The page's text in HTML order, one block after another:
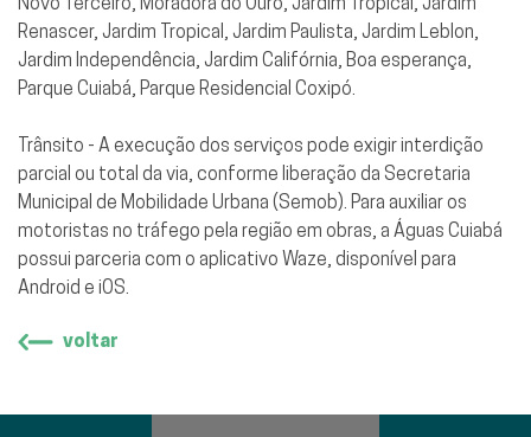
Renascer, Jardim Tropical, Jardim Paulista, Jardim Leblon,
Jardim Independência, Jardim Califórnia, Boa esperança,
Parque Cuiabá, Parque Residencial Coxipó.
Trânsito - A execução dos serviços pode exigir interdição
parcial ou total da via, conforme liberação da Secretaria
Municipal de Mobilidade Urbana (Semob). Para auxiliar os
motoristas no tráfego pela região em obras, a Águas Cuiabá
possui parceria com o aplicativo Waze, disponível para
Android e iOS.
voltar